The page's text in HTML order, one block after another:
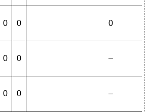
0 0 0
0 0 –
0 0 –